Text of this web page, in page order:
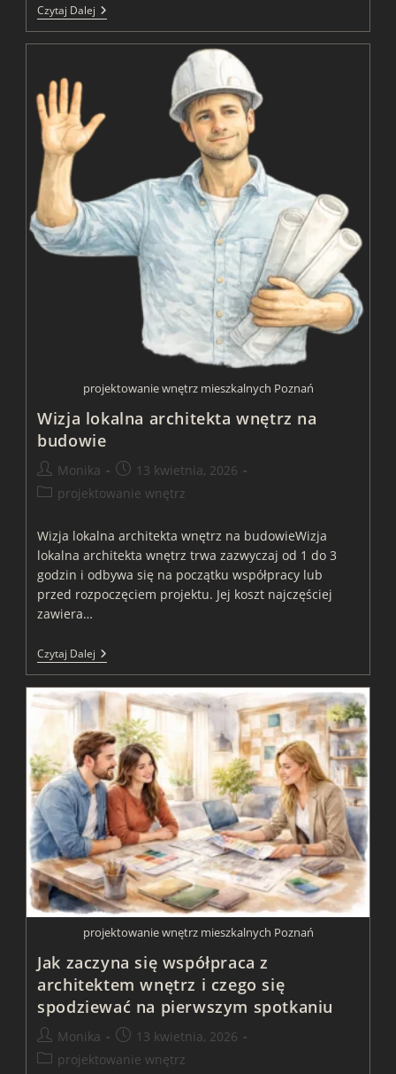
Czytaj Dalej Na
Czym
Przestrzennych
Dlaczego
Jest
Kluczowa
projektowanie wnętrz mieszkalnych Poznań
Wizja lokalna architekta wnętrz na
budowie
Post
author:
Monika
Post
published:
13 kwietnia, 2026
Postprojektowanie wnętrz
Wizja lokalna architekta wnętrz na budowieWizja
lokalna architekta wnętrz trwa zazwyczaj od 1 do 3
godzin i odbywa się na początku współpracy lub
przed rozpoczęciem projektu. Jej koszt najczęściej
zawiera…
Czytaj Dalej Wizja
Lokalna
Wnętrz
Na
Budowie
projektowanie wnętrz mieszkalnych Poznań
Jak zaczyna się współpraca z
architektem wnętrz i czego się
spodziewać na pierwszym spotkaniu
Post
author:
Monika
Post
published:
13 kwietnia, 2026
Postprojektowanie wnętrz